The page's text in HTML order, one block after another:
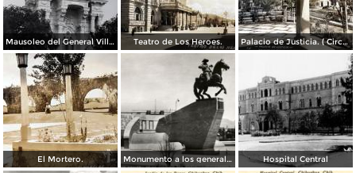
Mausoleo del General Villa en el panteon de La Regla ( Circulada el 11 de Junio de 1921 ). Teatro de Los Heroes. Palacio de Justicia. ( Circulada el 1 deDiciembre de 1946 ).
El Mortero. Monumento a los generales de la División del Norte Hospital Central